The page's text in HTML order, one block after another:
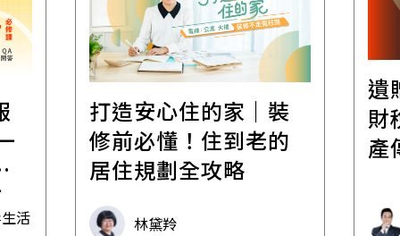
活
打造安心住的家｜裝
修前必懂！住到老的
居住規劃全攻略
林黛羚
遺
財
產